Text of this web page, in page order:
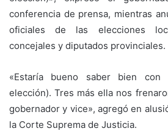
conferencia de prensa, mientras
oficiales de las elecciones
concejales y diputados provinciales.
«Estaría bueno saber bien
elección). Tres más ella nos
gobernador y vice», agregó en
la Corte Suprema de Justicia.